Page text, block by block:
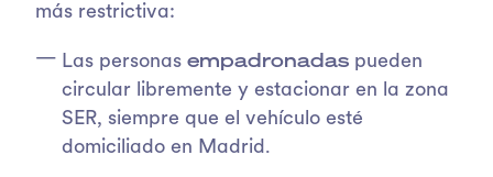
más restrictiva:
Las personas empadronadas pueden
circular libremente y estacionar en la zona
SER, siempre que el vehículo esté
domiciliado en Madrid.